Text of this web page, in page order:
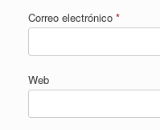
Correo electrónico *
Web